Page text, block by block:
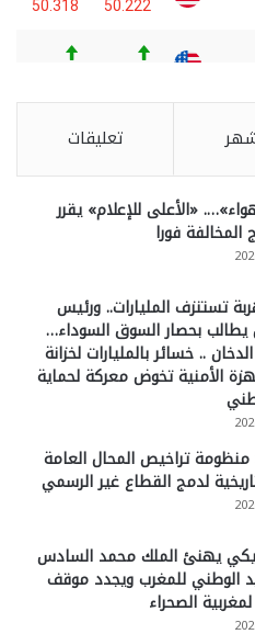
تعليقات
«الأعلى للإعلام» يقرر
المخالفة فورا
تستنزف المليارات.. ورئيس
يطالب بحصار السوق السوداء…
.. خسائر بالمليارات لخزانة
الأمنية تخوض معركة لحماية
منظومة تراخيص المحال العامة
لدمج القطاع غير الرسمي
يهنئ الملك محمد السادس
الوطني للمغرب ويجدد موقف
الصحراء